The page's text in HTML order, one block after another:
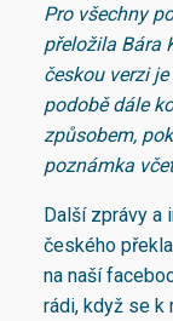
p
ř
e
h
r
á
a
č
Pro všechny
přeložila Bára
českou verzi
podobě dále
způsobem,
poznámka
Další zprávy a
českého
na naší
rádi, když se k